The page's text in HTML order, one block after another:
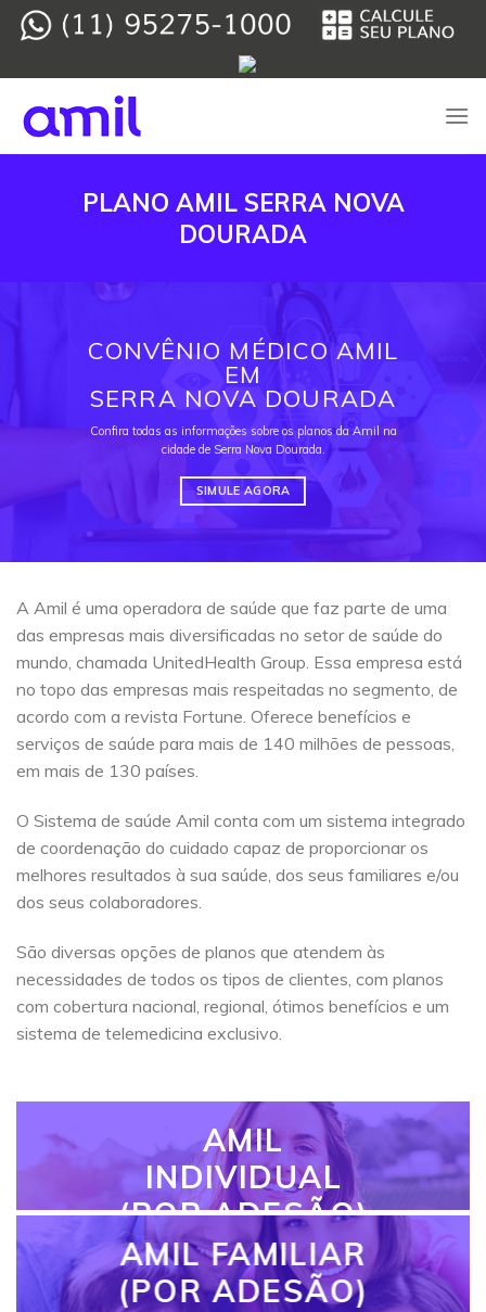
Skip
PLANO AMIL SERRA NOVA
DOURADA
CONVÊNIO MÉDICO AMIL
EM
SERRA NOVA DOURADA
Confira todas as informações sobre os planos da Amil na
cidade de Serra Nova Dourada.
SIMULE AGORA
A Amil é uma operadora de saúde que faz parte de uma
das empresas mais diversificadas no setor de saúde do
mundo, chamada UnitedHealth Group. Essa empresa está
no topo das empresas mais respeitadas no segmento, de
acordo com a revista Fortune. Oferece benefícios e
serviços de saúde para mais de 140 milhões de pessoas,
em mais de 130 países.
O Sistema de saúde Amil conta com um sistema integrado
de coordenação do cuidado capaz de proporcionar os
melhores resultados à sua saúde, dos seus familiares e/ou
dos seus colaboradores.
São diversas opções de planos que atendem às
necessidades de todos os tipos de clientes, com planos
com cobertura nacional, regional, ótimos benefícios e um
sistema de telemedicina exclusivo.
AMIL
INDIVIDUAL
(POR ADESÃO)
AMIL FAMILIAR
(POR ADESÃO)